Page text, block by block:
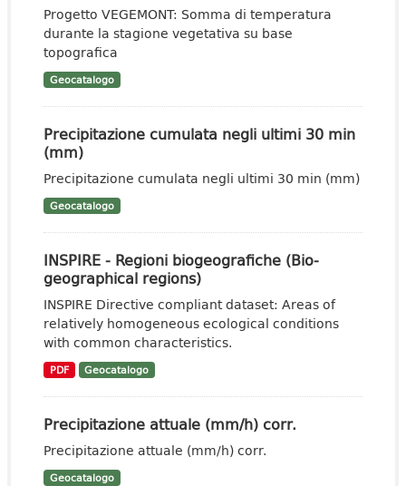
Progetto VEGEMONT: Somma di temperatura
durante la stagione vegetativa su base
topografica
Geocatalogo
Precipitazione cumulata negli ultimi 30 min
(mm)
Precipitazione cumulata negli ultimi 30 min (mm)
Geocatalogo
INSPIRE - Regioni biogeografiche (Bio-
geographical regions)
INSPIRE Directive compliant dataset: Areas of
relatively homogeneous ecological conditions
with common characteristics.
PDF Geocatalogo
Precipitazione attuale (mm/h) corr.
Precipitazione attuale (mm/h) corr.
Geocatalogo